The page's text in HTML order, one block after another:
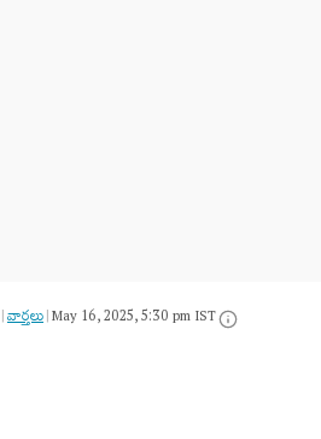
|వార్త‌లు|May 16, 2025, 5:30 pm IST